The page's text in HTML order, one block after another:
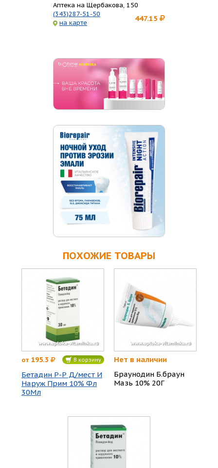
Аптека на Щербакова, 150
(343)287-51-50
на карте
447.15
ПОХОЖИЕ ТОВАРЫ
от 195.3 В корзину
Бетадин Р-Р Д/мест И
Наруж Прим 10% Фл
30Мл
Нет в наличии
Браунодин Б.браун
Мазь 10% 20Г